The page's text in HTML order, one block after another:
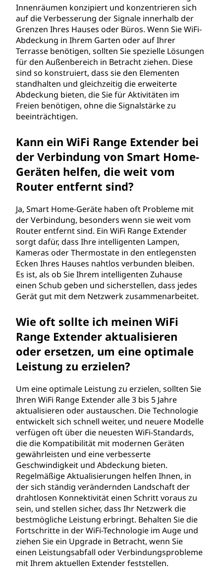
Innenräumen konzipiert und konzentrieren sich
auf die Verbesserung der Signale innerhalb der
Grenzen Ihres Hauses oder Büros. Wenn Sie WiFi-
Abdeckung in Ihrem Garten oder auf Ihrer
Terrasse benötigen, sollten Sie spezielle Lösungen
für den Außenbereich in Betracht ziehen. Diese
sind so konstruiert, dass sie den Elementen
standhalten und gleichzeitig die erweiterte
Abdeckung bieten, die Sie für Aktivitäten im
Freien benötigen, ohne die Signalstärke zu
beeinträchtigen.
Kann ein WiFi Range Extender bei
der Verbindung von Smart Home-
Geräten helfen, die weit vom
Router entfernt sind?
Ja, Smart Home-Geräte haben oft Probleme mit
der Verbindung, besonders wenn sie weit vom
Router entfernt sind. Ein WiFi Range Extender
sorgt dafür, dass Ihre intelligenten Lampen,
Kameras oder Thermostate in den entlegensten
Ecken Ihres Hauses nahtlos verbunden bleiben.
Es ist, als ob Sie Ihrem intelligenten Zuhause
einen Schub geben und sicherstellen, dass jedes
Gerät gut mit dem Netzwerk zusammenarbeitet.
Wie oft sollte ich meinen WiFi
Range Extender aktualisieren
oder ersetzen, um eine optimale
Leistung zu erzielen?
Um eine optimale Leistung zu erzielen, sollten Sie
Ihren WiFi Range Extender alle 3 bis 5 Jahre
aktualisieren oder austauschen. Die Technologie
entwickelt sich schnell weiter, und neuere Modelle
verfügen oft über die neuesten WiFi-Standards,
die die Kompatibilität mit modernen Geräten
gewährleisten und eine verbesserte
Geschwindigkeit und Abdeckung bieten.
Regelmäßige Aktualisierungen helfen Ihnen, in
der sich ständig verändernden Landschaft der
drahtlosen Konnektivität einen Schritt voraus zu
sein, und stellen sicher, dass Ihr Netzwerk die
bestmögliche Leistung erbringt. Behalten Sie die
Fortschritte in der WiFi-Technologie im Auge und
ziehen Sie ein Upgrade in Betracht, wenn Sie
einen Leistungsabfall oder Verbindungsprobleme
mit Ihrem aktuellen Extender feststellen.